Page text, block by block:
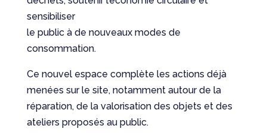
sensibiliser
le public à de nouveaux modes de
consommation.
Ce nouvel espace complète les actions déjà
menées sur le site, notamment autour de la
réparation, de la valorisation des objets et des
ateliers proposés au public.